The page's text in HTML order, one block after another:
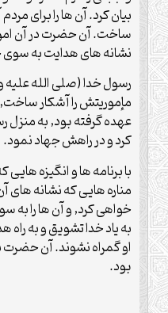
بيان كرد. آن ها را براى
ساخت. آن حضرت در آن
نشانه هاى هدايت به
رسول خدا (صلی الله علیه
مإموريتش را آشكار
عهده گرفته بود, به منزل
كرد و در راهش جهاد نمود.
با برنامه ها و انگيزه
مناره هايى كه نشانه هاى
خواهى كرد, و آن ها را به
به ياد خدا تشويق و به راه
او گمراه نشوند. آن
بود.